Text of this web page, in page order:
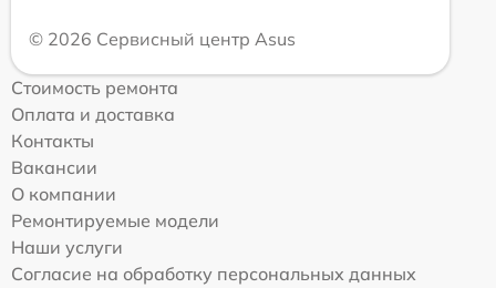
© 2026 Сервисный центр Asus
Стоимость ремонта
Оплата и доставка
Контакты
Вакансии
О компании
Ремонтируемые модели
Наши услуги
Согласие на обработку персональных данных